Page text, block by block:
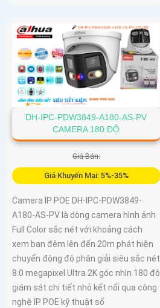
DH-IPC-PDW3849-A180-AS-PV
CAMERA 180 ĐỘ
Giá Bán:
Giá Khuyến Mại: 5%-35%
Camera IP POE DH-IPC-PDW3849-
A180-AS-PV là dòng camera hình ảnh
Full Color sắc nét với khoảng cách
xem ban đêm lên đến 20m phát hiện
chuyển động độ phân giải siêu sắc nét
8.0 megapixel Ultra 2K góc nhìn 180 độ
giám sát chi tiết nhỏ kết nối qua công
nghệ IP POE kỹ thuật số